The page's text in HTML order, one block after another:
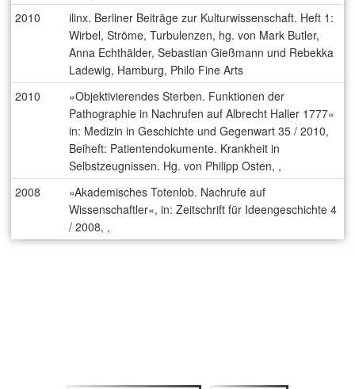
2010
ilinx. Berliner Beiträge zur Kulturwissenschaft. Heft 1:
Wirbel, Ströme, Turbulenzen, hg. von Mark Butler,
Anna Echthälder, Sebastian Gießmann und Rebekka
Ladewig, Hamburg, Philo Fine Arts
2010
»Objektivierendes Sterben. Funktionen der
Pathographie in Nachrufen auf Albrecht Haller 1777«
in: Medizin in Geschichte und Gegenwart 35 / 2010,
Beiheft: Patientendokumente. Krankheit in
Selbstzeugnissen. Hg. von Philipp Osten, ,
2008
»Akademisches Totenlob. Nachrufe auf
Wissenschaftler«, in: Zeitschrift für Ideengeschichte 4
/ 2008, ,